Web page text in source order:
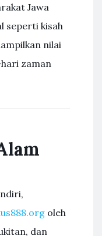
Jawa
seperti kisah
nilai
zaman
oleh
dan